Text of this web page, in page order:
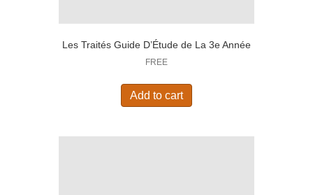
Les Traités Guide D’Étude de La 3e Année
FREE
Add to cart